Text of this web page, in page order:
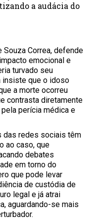
a audácia do
Souza Correa, defende
emocional e
turvado seu
insiste que o idoso
a morte ocorreu
contrasta diretamente
perícia médica e
das redes sociais têm
ao caso, que
debates
em torno do
que pode levar
de custódia de
legal e já atrai
aguardando-se mais